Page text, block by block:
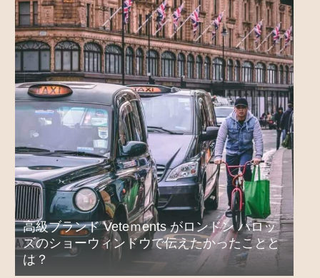
高級ブランド Veteｍents がロンドン ハロッ
ズのショーウィンドウで伝えたかったことと
は？